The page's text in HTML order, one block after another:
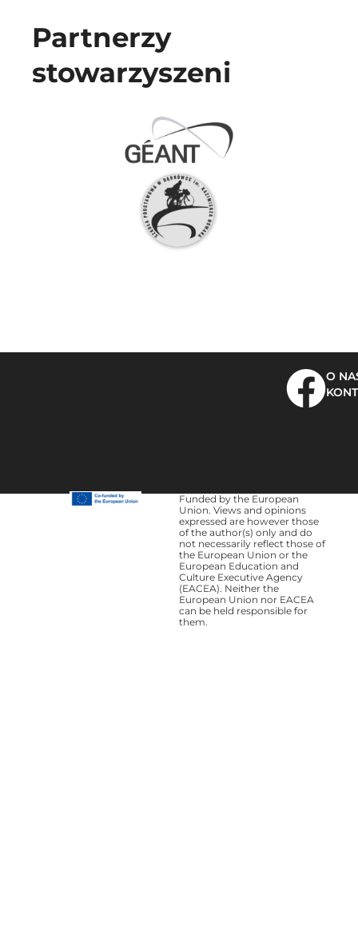
Partnerzy
stowarzyszeni
O
Funded by the European
Union. Views and opinions
expressed are however those
of the author(s) only and do
not necessarily reflect those of
the European Union or the
European Education and
Culture Executive Agency
(EACEA). Neither the
European Union nor EACEA
can be held responsible for
them.